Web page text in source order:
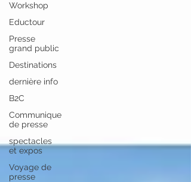
Workshop
Eductour
Presse
grand public
Destinations
dernière info
B2C
Communique
de presse
spectacles
et expos
Voyage de
presse